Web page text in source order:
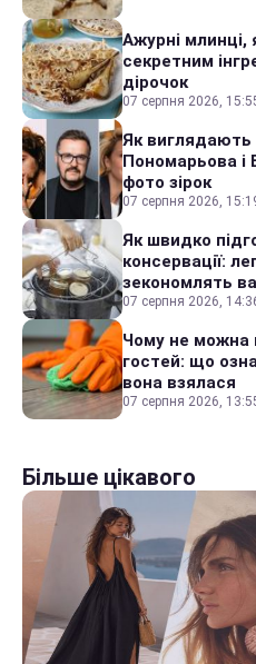
Ажурні млинці,
секретним
дірочок
07 серпня 2026,
Як виглядають
Пономарьова і
фото зірок
07 серпня 2026,
Як швидко
консервації:
зекономлять
07 серпня 2026,
Чому не можна
гостей: що
вона взялася
07 серпня 2026,
Більше цікавого